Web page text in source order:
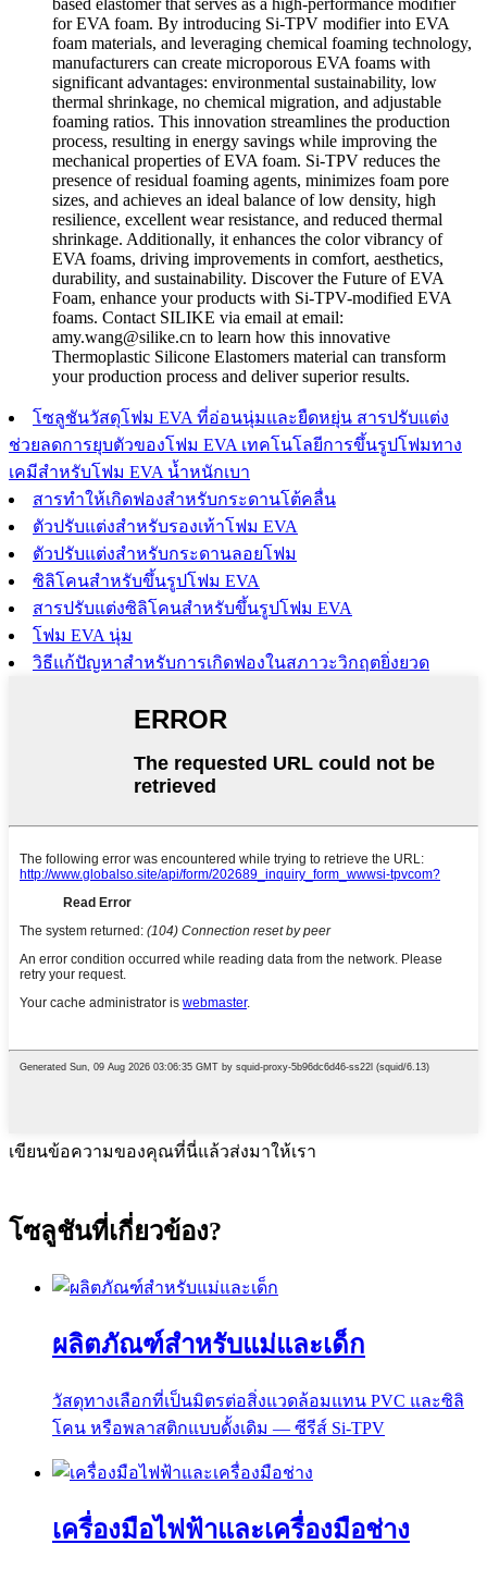
based elastomer that serves as a high-performance modifier
for EVA foam. By introducing Si-TPV modifier into EVA
foam materials, and leveraging chemical foaming technology,
manufacturers can create microporous EVA foams with
significant advantages: environmental sustainability, low
thermal shrinkage, no chemical migration, and adjustable
foaming ratios. This innovation streamlines the production
process, resulting in energy savings while improving the
mechanical properties of EVA foam. Si-TPV reduces the
presence of residual foaming agents, minimizes foam pore
sizes, and achieves an ideal balance of low density, high
resilience, excellent wear resistance, and reduced thermal
shrinkage. Additionally, it enhances the color vibrancy of
EVA foams, driving improvements in comfort, aesthetics,
durability, and sustainability. Discover the Future of EVA
Foam, enhance your products with Si-TPV-modified EVA
foams. Contact SILIKE via email at email:
amy.wang@silike.cn to learn how this innovative
Thermoplastic Silicone Elastomers material can transform
your production process and deliver superior results.
โซลูชันวัสดุโฟม EVA ที่อ่อนนุ่มและยืดหยุ่น สารปรับแต่ง
ช่วยลดการยุบตัวของโฟม EVA เทคโนโลยีการขึ้นรูปโฟมทาง
เคมีสำหรับโฟม EVA น้ำหนักเบา
สารทำให้เกิดฟองสำหรับกระดานโต้คลื่น
ตัวปรับแต่งสำหรับรองเท้าโฟม EVA
ตัวปรับแต่งสำหรับกระดานลอยโฟม
ซิลิโคนสำหรับขึ้นรูปโฟม EVA
สารปรับแต่งซิลิโคนสำหรับขึ้นรูปโฟม EVA
โฟม EVA นุ่ม
วิธีแก้ปัญหาสำหรับการเกิดฟองในสภาวะวิกฤตยิ่งยวด
เขียนข้อความของคุณที่นี่แล้วส่งมาให้เรา
โซลูชันที่เกี่ยวข้อง?
ผลิตภัณฑ์สำหรับแม่และเด็ก
วัสดุทางเลือกที่เป็นมิตรต่อสิ่งแวดล้อมแทน PVC และซิลิ
โคน หรือพลาสติกแบบดั้งเดิม — ซีรีส์ Si-TPV
เครื่องมือไฟฟ้าและเครื่องมือช่าง